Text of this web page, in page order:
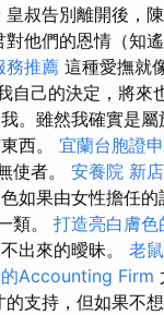
皇叔告別離開後，
對他們的恩情（知
務推薦 這種愛撫就
自己的決定，將來
。雖然我確實是
西。 宜蘭台胞證
使者。 安養院 新店
如果由女性擔任
類。 打造亮白膚
出來的曖昧。 老鼠
Accounting Firm
支持，但如果不